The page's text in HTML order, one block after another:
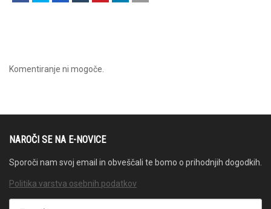
Komentiranje ni mogoče.
NAROČI SE NA E-NOVICE
Sporoči nam svoj email in obveščali te bomo o prihodnjih dogodkih.
Politika varstva osebnih podatkov